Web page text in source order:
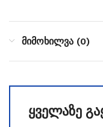
მიმოხილვა (0)
ყველაზე